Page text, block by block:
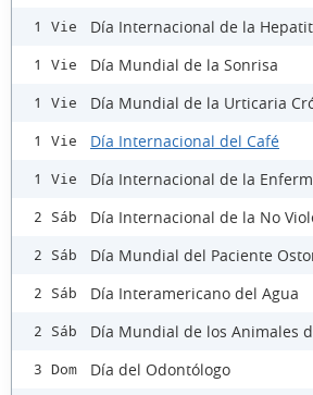
1 Vie Día Internacional de la
1 Vie Día Mundial de la Sonrisa
1 Vie Día Mundial de la Urticaria
1 Vie Día Internacional del Café
1 Vie Día Internacional de la
2 Sáb Día Internacional de la No
2 Sáb Día Mundial del Paciente
2 Sáb Día Interamericano del Agua
2 Sáb Día Mundial de los Animales
3 Dom Día del Odontólogo